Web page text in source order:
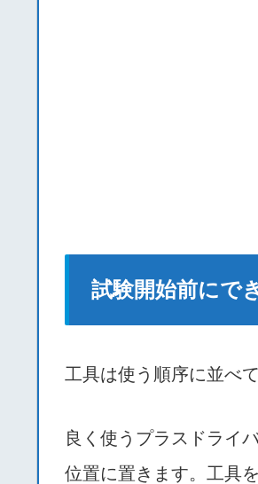
試験開始前にで
工具は使う順序に並べ
良く使うプラスドライ
位置に置きます。工具